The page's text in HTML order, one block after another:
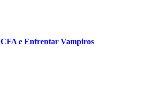
CFA e Enfrentar Vampiros